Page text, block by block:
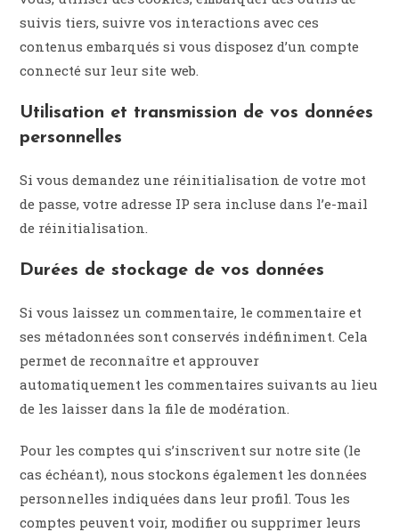
suivis tiers, suivre vos interactions avec ces
contenus embarqués si vous disposez d’un compte
connecté sur leur site web.
Utilisation et transmission de vos données
personnelles
Si vous demandez une réinitialisation de votre mot
de passe, votre adresse IP sera incluse dans l’e-mail
de réinitialisation.
Durées de stockage de vos données
Si vous laissez un commentaire, le commentaire et
ses métadonnées sont conservés indéfiniment. Cela
permet de reconnaître et approuver
automatiquement les commentaires suivants au lieu
de les laisser dans la file de modération.
Pour les comptes qui s’inscrivent sur notre site (le
cas échéant), nous stockons également les données
personnelles indiquées dans leur profil. Tous les
comptes peuvent voir, modifier ou supprimer leurs